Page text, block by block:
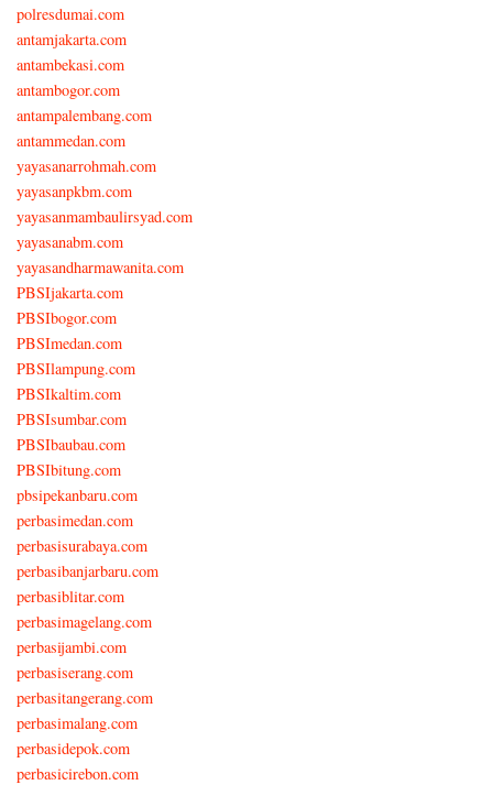
polresdumai.com
antamjakarta.com
antambekasi.com
antambogor.com
antampalembang.com
antammedan.com
yayasanarrohmah.com
yayasanpkbm.com
yayasanmambaulirsyad.com
yayasanabm.com
yayasandharmawanita.com
PBSIjakarta.com
PBSIbogor.com
PBSImedan.com
PBSIlampung.com
PBSIkaltim.com
PBSIsumbar.com
PBSIbaubau.com
PBSIbitung.com
pbsipekanbaru.com
perbasimedan.com
perbasisurabaya.com
perbasibanjarbaru.com
perbasiblitar.com
perbasimagelang.com
perbasijambi.com
perbasiserang.com
perbasitangerang.com
perbasimalang.com
perbasidepok.com
perbasicirebon.com